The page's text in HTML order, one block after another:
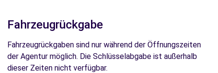
Fahrzeugrückgabe
Fahrzeugrückgaben sind nur während der Öffnungszeiten
der Agentur möglich. Die Schlüsselabgabe ist außerhalb
dieser Zeiten nicht verfügbar.